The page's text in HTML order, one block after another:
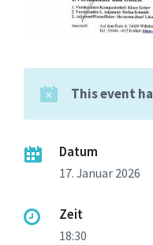
This event
Datum
17. Januar 2026
Zeit
18:30